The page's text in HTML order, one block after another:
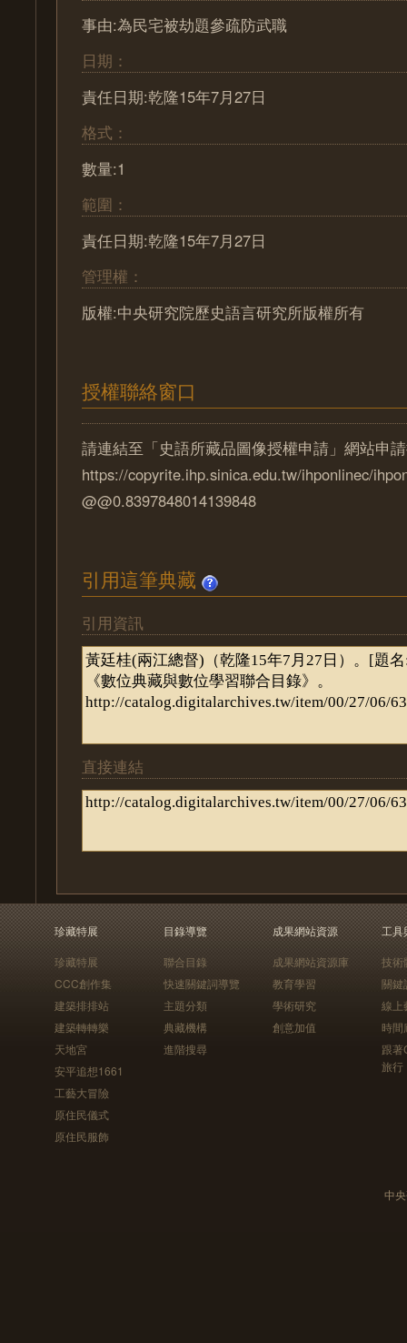
事由:為民宅被劫題參疏防武職
日期：
責任日期:乾隆15年7月27日
格式：
數量:1
範圍：
責任日期:乾隆15年7月27日
管理權：
版權:中央研究院歷史語言研究所版權所有
授權聯絡窗口
請連結至「史語所藏品圖像授權申請」網站申
https://copyrite.ihp.sinica.edu.tw/ihponlinec/
@@0.8397848014139848
引用這筆典藏
引用資訊
直接連結
珍藏特展
珍藏特展
CCC創作集
建築排排站
建築轉轉樂
天地宮
安平追想1661
工藝大冒險
原住民儀式
原住民服飾
目錄導覽
聯合目錄
快速關鍵詞導覽
主題分類
典藏機構
進階搜尋
成果網站資源
成果網站資源庫
教育學習
學術研究
創意加值
工具
技術
關鍵
線上
時間
跟
旅行
中